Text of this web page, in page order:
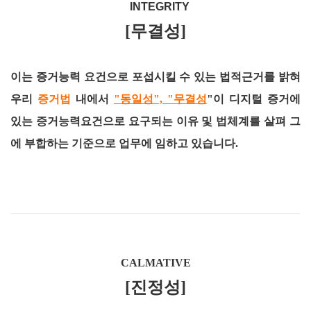
INTEGRITY
[무결성]
이는 증거능력 요건으로 포섭시킬 수 있는 법적근거를 밝혀
우리 증거법 내에서 "동일성", "무결성"이 디지털 증거에
있는 증거능력요건으로 요구되는 이유 및 법체계를 살펴 그
에 부합하는 기준으로 업무에 임하고 있습니다.
CALMATIVE
[진정성]